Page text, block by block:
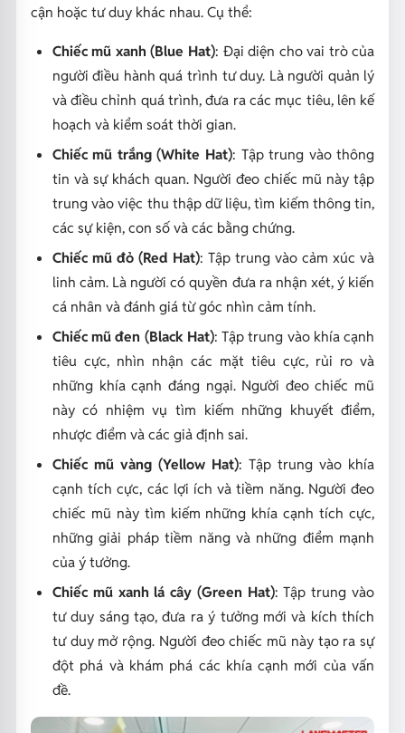
cận hoặc tư duy khác nhau. Cụ thể:
Chiếc mũ xanh (Blue Hat): Đại diện cho vai trò của
người điều hành quá trình tư duy. Là người quản lý
và điều chỉnh quá trình, đưa ra các mục tiêu, lên kế
hoạch và kiểm soát thời gian.
Chiếc mũ trắng (White Hat): Tập trung vào thông
tin và sự khách quan. Người đeo chiếc mũ này tập
trung vào việc thu thập dữ liệu, tìm kiếm thông tin,
các sự kiện, con số và các bằng chứng.
Chiếc mũ đỏ (Red Hat): Tập trung vào cảm xúc và
linh cảm. Là người có quyền đưa ra nhận xét, ý kiến
cá nhân và đánh giá từ góc nhìn cảm tính.
Chiếc mũ đen (Black Hat): Tập trung vào khía cạnh
tiêu cực, nhìn nhận các mặt tiêu cực, rủi ro và
những khía cạnh đáng ngại. Người đeo chiếc mũ
này có nhiệm vụ tìm kiếm những khuyết điểm,
nhược điểm và các giả định sai.
Chiếc mũ vàng (Yellow Hat): Tập trung vào khía
cạnh tích cực, các lợi ích và tiềm năng. Người đeo
chiếc mũ này tìm kiếm những khía cạnh tích cực,
những giải pháp tiềm năng và những điểm mạnh
của ý tưởng.
Chiếc mũ xanh lá cây (Green Hat): Tập trung vào
tư duy sáng tạo, đưa ra ý tưởng mới và kích thích
tư duy mở rộng. Người đeo chiếc mũ này tạo ra sự
đột phá và khám phá các khía cạnh mới của vấn
đề.